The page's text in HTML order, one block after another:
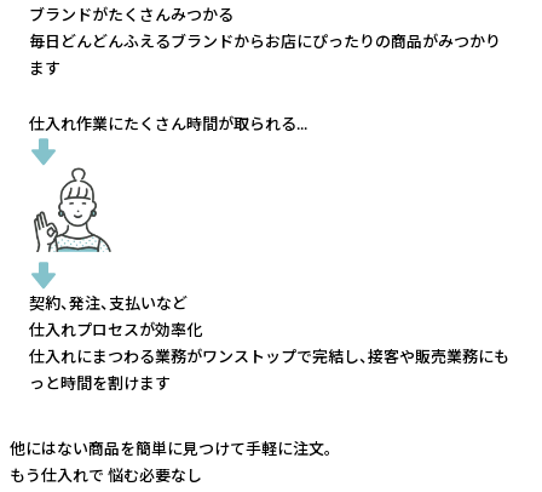
ブランドがたくさんみつかる
毎日どんどんふえるブランドからお店にぴったりの商品がみつかり
ます
仕入れ作業にたくさん時間が取られる...
契約、発注、支払いなど
仕入れプロセスが効率化
仕入れにまつわる業務がワンストップで完結し、接客や販売業務にも
っと時間を割けます
他にはない商品を簡単に見つけて手軽に注文。
もう仕入れで 悩む必要なし